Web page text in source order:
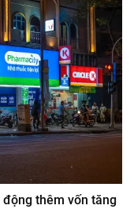
thêm vốn tăng